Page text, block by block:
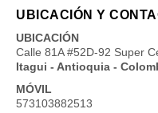
UBICACIÓN Y
UBICACIÓN
Calle 81A #52D-92 Super
Itagui - Antioquia -
MÓVIL
573103882513